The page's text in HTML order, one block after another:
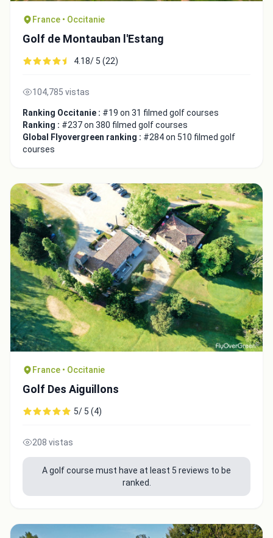
France • Occitanie
Golf de Montauban l'Estang
4.18/ 5 (22)
104,785 vistas
Ranking Occitanie : #19 on 31 filmed golf courses
Ranking : #237 on 380 filmed golf courses
Global Flyovergreen ranking : #284 on 510 filmed golf
courses
France • Occitanie
Golf Des Aiguillons
5/ 5 (4)
208 vistas
A golf course must have at least 5 reviews to be
ranked.